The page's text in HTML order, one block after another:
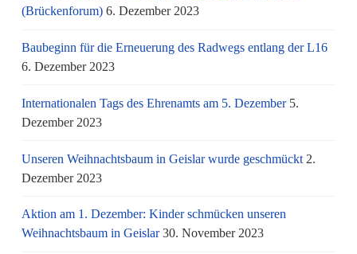
(Brückenforum) 6. Dezember 2023
Baubeginn für die Erneuerung des Radwegs entlang der L16
6. Dezember 2023
Internationalen Tags des Ehrenamts am 5. Dezember 5.
Dezember 2023
Unseren Weihnachtsbaum in Geislar wurde geschmückt 2.
Dezember 2023
Aktion am 1. Dezember: Kinder schmücken unseren
Weihnachtsbaum in Geislar 30. November 2023